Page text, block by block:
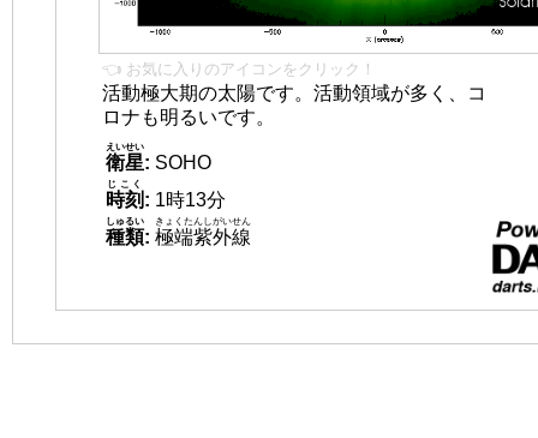
👈 お気に入りのアイコンをクリック！
活動極大期の太陽です。活動領域が多く、コ
ロナも明るいです。
衛星
えいせい
: SOHO
時刻
じこく
: 1時13分
種類
しゅるい
: 極端紫外線
きょくたんしがいせん